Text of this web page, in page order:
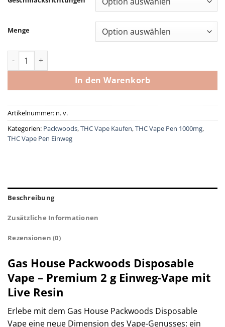
Menge
Gas House Packwoods Disposable Vape Menge
In den Warenkorb
Artikelnummer: n. v.
Kategorien: Packwoods,THC Vape Kaufen,THC Vape Pen 1000mg,
THC Vape Pen Einweg
Beschreibung
Zusätzliche Informationen
Rezensionen (0)
Gas House Packwoods Disposable
Vape – Premium 2 g Einweg-Vape mit
Live Resin
Erlebe mit dem Gas House Packwoods Disposable
Vape eine neue Dimension des Vape-Genusses: ein